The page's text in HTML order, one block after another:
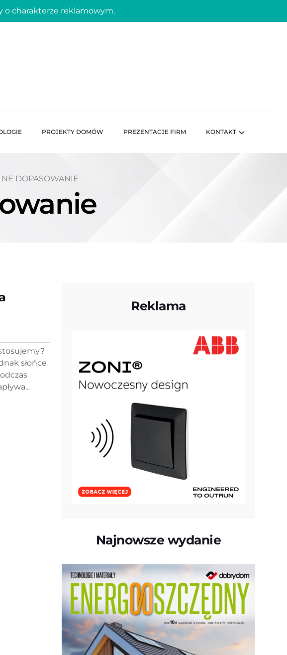
o charakterze reklamowym.
PROJEKTY DOMÓW PREZENTACJE FIRM KONTAKT
DOPASOWANIE
słońce
Reklama
Najnowsze wydanie